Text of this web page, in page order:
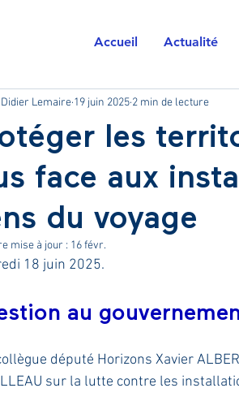
Accueil Actualité
les
face aux
du voyage
Didier Lemaire 19 juin 2025 2 min de lecture
mise à jour : 16 févr.
18 juin 2025.
au
député Horizons Xavier
sur la lutte contre les